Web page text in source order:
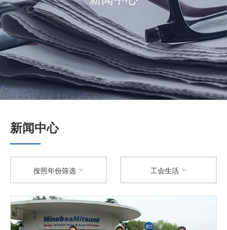
技术支持
新闻
企业信息
新闻中心
按照年份筛选 工会生活